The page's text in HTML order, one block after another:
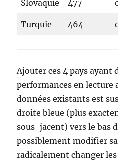
Slovaquie 477
Turquie 464
Ajouter ces 4 pays ayant
performances en lecture
données existants est
droite bleue (plus
sous-jacent) vers le bas
possiblement modifier
radicalement changer